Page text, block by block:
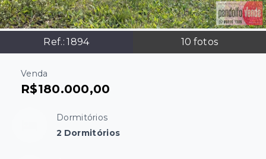
Ref.:1894 10 fotos
Venda
R$180.000,00
Dormitórios
2 Dormitórios